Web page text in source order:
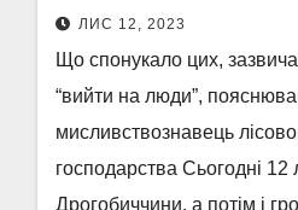
ЛИС 12, 2023
Що спонукало цих,
“вийти на люди”,
мисливствознавець
господарства Сьогодні 12
Дрогобиччини, а потім і